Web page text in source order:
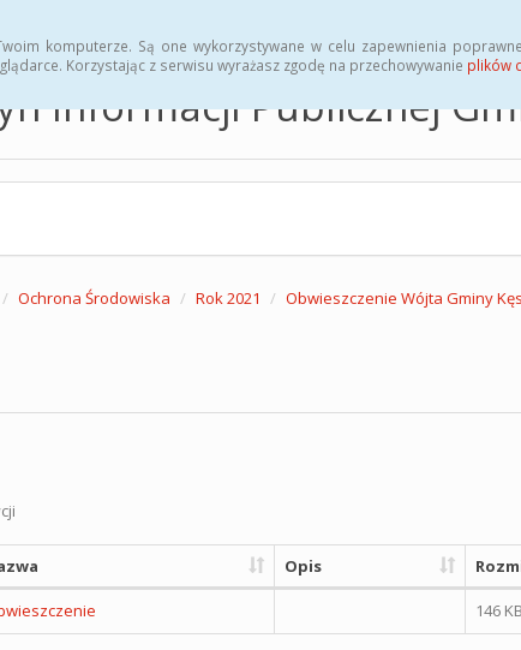
komputerze. Są one wykorzystywane w celu zapewnienia
Korzystając z serwisu wyrażasz zgodę na przechowywanie plików
Informacji Publicznej
Ochrona Środowiska Rok 2021 Obwieszczenie Wójta Gminy
Opis
146 KB